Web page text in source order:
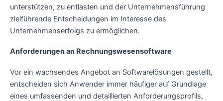
unterstützen, zu entlasten und der Unternehmensführung
zielführende Entscheidungen im Interesse des
Unternehmenserfolgs zu ermöglichen.
Anforderungen an Rechnungswesensoftware
Vor ein wachsendes Angebot an Softwarelösungen gestellt,
entscheiden sich Anwender immer häufiger auf Grundlage
eines umfassenden und detaillierten Anforderungsprofils,